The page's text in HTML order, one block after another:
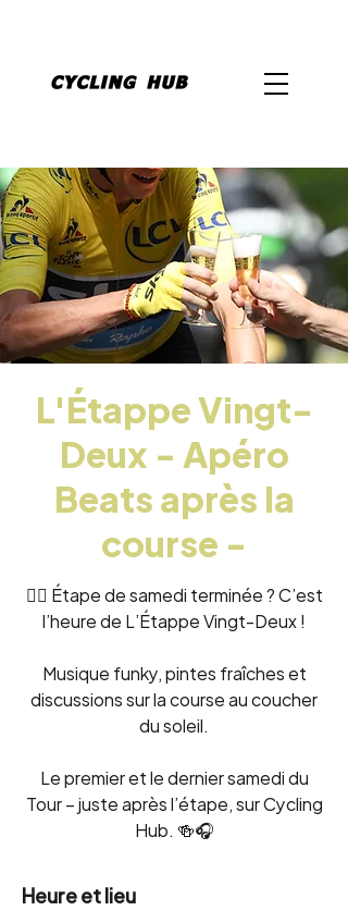
L'Étappe Vingt-
Deux - Apéro
Beats après la
course -
🚴‍♂️ Étape de samedi terminée ? C’est
l’heure de L’Étappe Vingt-Deux !
Musique funky, pintes fraîches et
discussions sur la course au coucher
du soleil.
Le premier et le dernier samedi du
Tour – juste après l’étape, sur Cycling
Hub. 🍻🎧
Heure et lieu